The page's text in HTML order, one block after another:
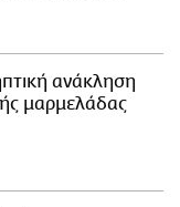
ανάκληση
μαρμελάδας